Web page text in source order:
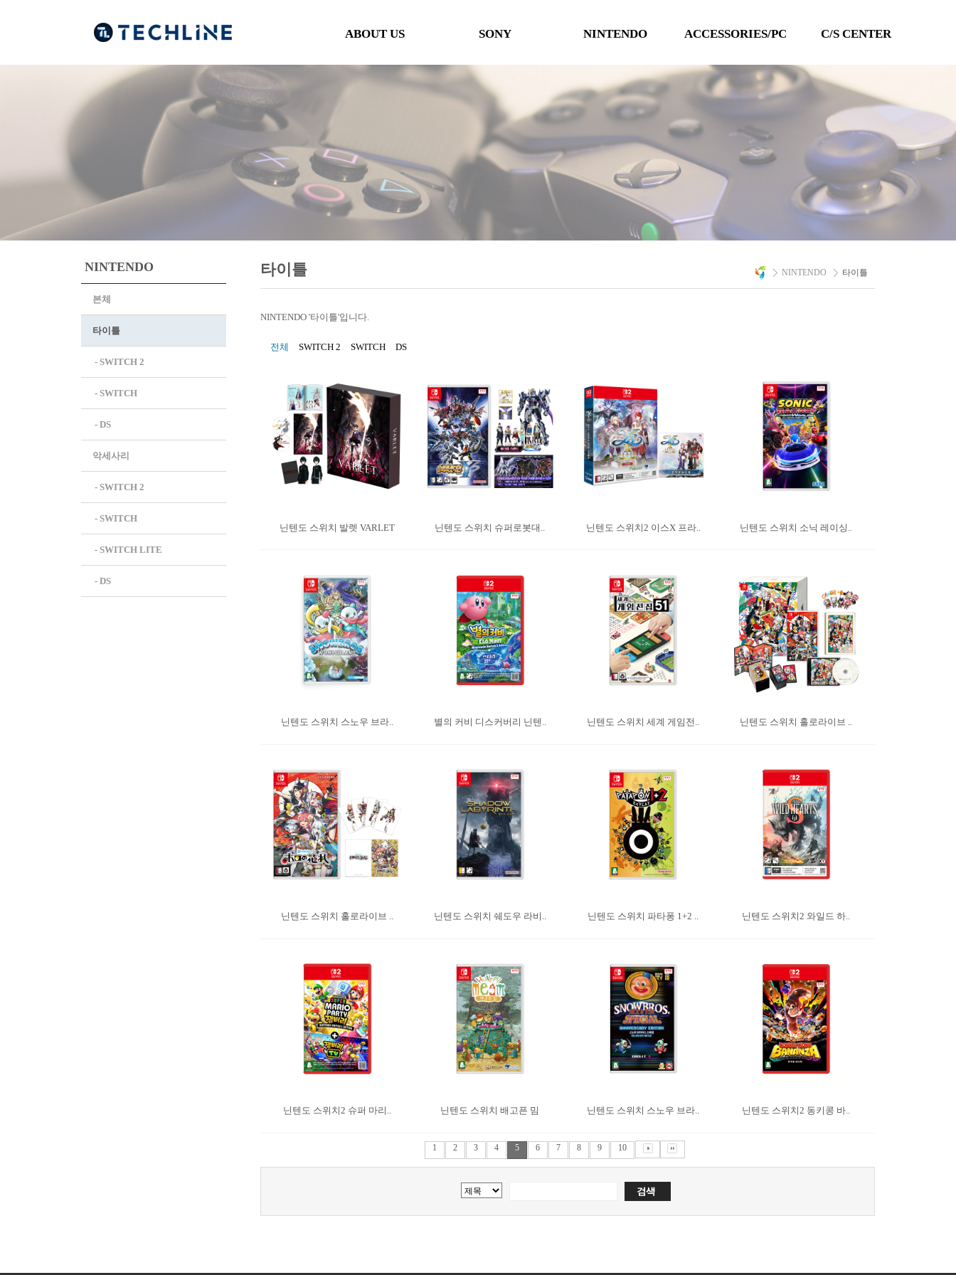
ABOUT US
행사일정
제휴 및 협력제안
SONY
타이틀
악세사리
NINTENDO
타이틀
악세사리
ACCESSORIES/PC
TECHLINE
PC 타이틀
C/S CENTER
이벤트
Q&A
자료실
A/S 문의
NINTENDO
본체
타이틀
- SWITCH 2
- SWITCH
- DS
악세사리
- SWITCH 2
- SWITCH
- SWITCH LITE
- DS
NINTENDO 타이틀
타이틀
NINTENDO '타이틀'입니다.
전체 SWITCH 2 SWITCH DS
닌텐도 스위치 발렛 VARLET 닌텐도 스위치 슈퍼로봇대.. 닌텐도 스위치2 이스X 프라.. 닌텐도 스위치 소닉 레이싱..
닌텐도 스위치 스노우 브라.. 별의 커비 디스커버리 닌텐.. 닌텐도 스위치 세계 게임전.. 닌텐도 스위치 홀로라이브 ..
닌텐도 스위치 홀로라이브 .. 닌텐도 스위치 쉐도우 라비.. 닌텐도 스위치 파타퐁 1+2 .. 닌텐도 스위치2 와일드 하..
닌텐도 스위치2 슈퍼 마리.. 닌텐도 스위치 배고픈 밈 닌텐도 스위치 스노우 브라.. 닌텐도 스위치2 동키콩 바..
1 2 3 4 5 6 7 8 9 10